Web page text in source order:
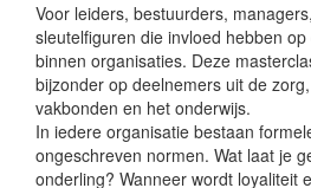
Voor leiders, bestuurders,
sleutelfiguren die invloed hebben
binnen organisaties. Deze
bijzonder op deelnemers uit de
vakbonden en het onderwijs.
In iedere organisatie bestaan
ongeschreven normen. Wat laat je
onderling? Wanneer wordt loyaliteit